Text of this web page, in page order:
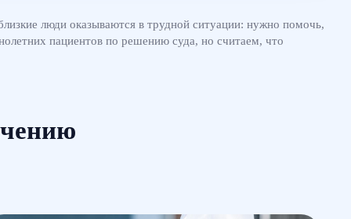
люди оказываются в трудной ситуации: нужно помочь,
пациентов по решению суда, но считаем, что